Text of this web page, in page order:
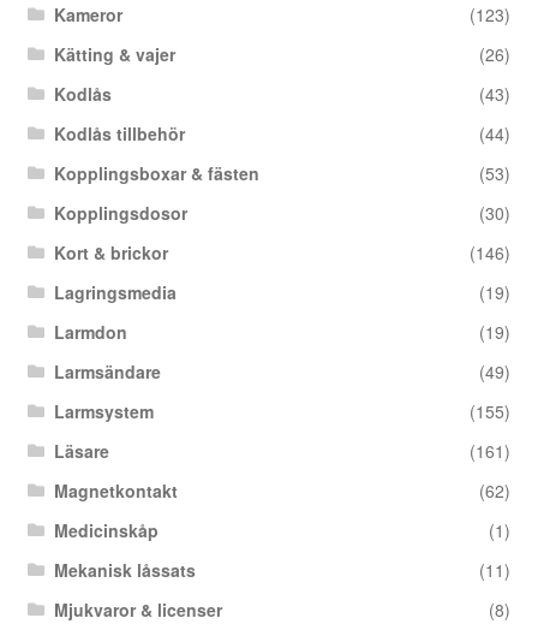
Kameror
(123)
Kätting & vajer
(26)
Kodlås
(43)
Kodlås tillbehör
(44)
Kopplingsboxar & fästen
(53)
Kopplingsdosor
(30)
Kort & brickor
(146)
Lagringsmedia
(19)
Larmdon
(19)
Larmsändare
(49)
Larmsystem
(155)
Läsare
(161)
Magnetkontakt
(62)
Medicinskåp
(1)
Mekanisk låssats
(11)
Mjukvaror & licenser
(8)